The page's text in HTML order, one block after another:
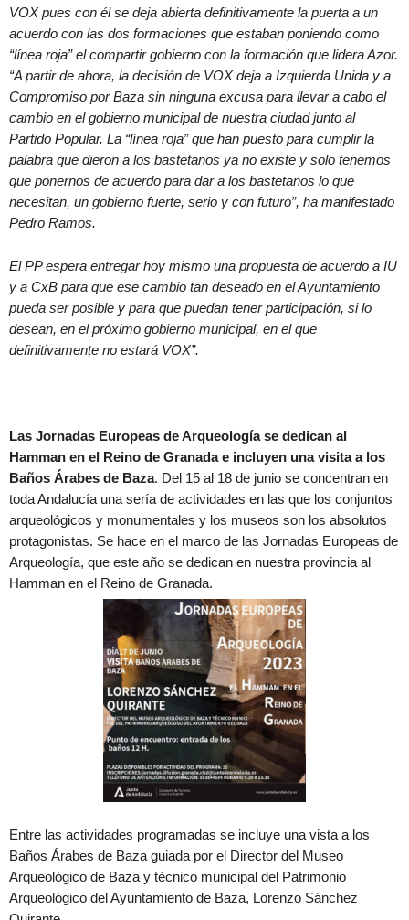
VOX pues con él se deja abierta definitivamente la puerta a un
acuerdo con las dos formaciones que estaban poniendo como
“línea roja” el compartir gobierno con la formación que lidera Azor.
“A partir de ahora, la decisión de VOX deja a Izquierda Unida y a
Compromiso por Baza sin ninguna excusa para llevar a cabo el
cambio en el gobierno municipal de nuestra ciudad junto al
Partido Popular. La “línea roja” que han puesto para cumplir la
palabra que dieron a los bastetanos ya no existe y solo tenemos
que ponernos de acuerdo para dar a los bastetanos lo que
necesitan, un gobierno fuerte, serio y con futuro”, ha manifestado
Pedro Ramos.
El PP espera entregar hoy mismo una propuesta de acuerdo a IU
y a CxB para que ese cambio tan deseado en el Ayuntamiento
pueda ser posible y para que puedan tener participación, si lo
desean, en el próximo gobierno municipal, en el que
definitivamente no estará VOX”.
Las Jornadas Europeas de Arqueología se dedican al
Hamman en el Reino de Granada e incluyen una visita a los
Baños Árabes de Baza. Del 15 al 18 de junio se concentran en
toda Andalucía una sería de actividades en las que los conjuntos
arqueológicos y monumentales y los museos son los absolutos
protagonistas. Se hace en el marco de las Jornadas Europeas de
Arqueología, que este año se dedican en nuestra provincia al
Hamman en el Reino de Granada.
Entre las actividades programadas se incluye una vista a los
Baños Árabes de Baza guiada por el Director del Museo
Arqueológico de Baza y técnico municipal del Patrimonio
Arqueológico del Ayuntamiento de Baza, Lorenzo Sánchez